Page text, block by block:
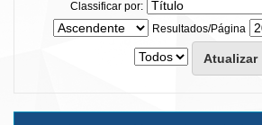
Classificar por:
Resultados/Página